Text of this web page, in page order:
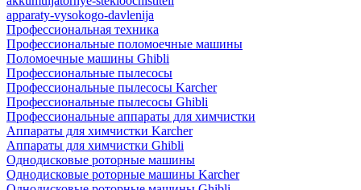
apparaty-vysokogo-davlenija
Профессиональная техника
Профессиональные поломоечные машины
Поломоечные машины Ghibli
Профессиональные пылесосы
Профессиональные пылесосы Karcher
Профессиональные пылесосы Ghibli
Профессиональные аппараты для химчистки
Аппараты для химчистки Karcher
Аппараты для химчистки Ghibli
Однодисковые роторные машины
Однодисковые роторные машины Karcher